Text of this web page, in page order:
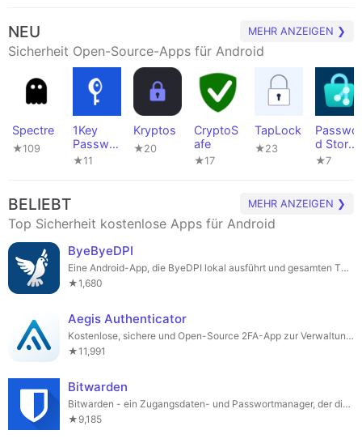
NEU MEHR ANZEIGEN ❯
Sicherheit Open-Source-Apps für Android
Spectre
★109
1Key
Passwor
d
★11
Kryptos
★20
CryptoS
afe
★17
TapLock
★23
Passwor
d Store
(Passke
★7
BELIEBT MEHR ANZEIGEN ❯
Top Sicherheit kostenlose Apps für Android
ByeByeDPI
Eine Android-App, die ByeDPI lokal ausführt und gesamten TCP-Datenverkehr darüber umleitet.
★1,680
Aegis Authenticator
Kostenlose, sichere und Open-Source 2FA-App zur Verwaltung von Tokens für Ihre Online-Dienste.
★11,991
Bitwarden
Bitwarden - ein Zugangsdaten- und Passwortmanager, der dich beim surfen schützt.
★9,185